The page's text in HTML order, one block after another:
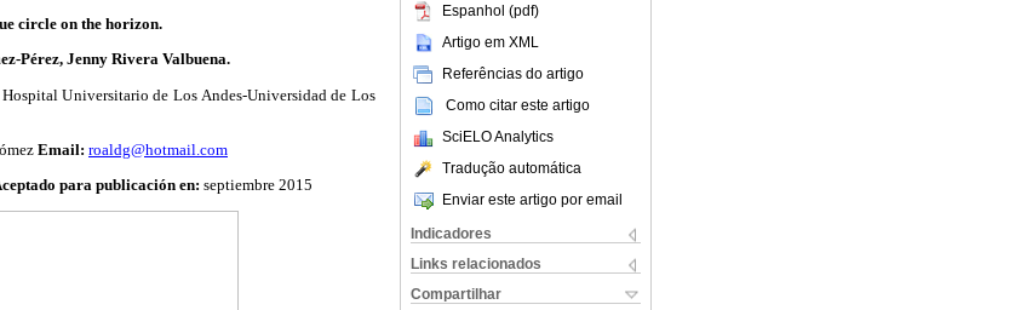
Espanhol (pdf)
Artigo em XML
Referências do artigo
Como citar este artigo
SciELO Analytics
Tradução automática
Enviar este artigo por email
Indicadores
Links relacionados
Compartilhar
circle on the horizon.
Pérez, Jenny Rivera Valbuena.
Universitario de Los Andes-Universidad de Los
Email: roaldg@hotmail.com
para publicación en: septiembre 2015